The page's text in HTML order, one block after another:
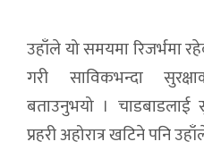
उहाँले यो समयमा रिजर्भमा
गरी साविकभन्दा
बताउनुभयो । चाडबाडलाई
प्रहरी अहोरात्र खटिने पनि